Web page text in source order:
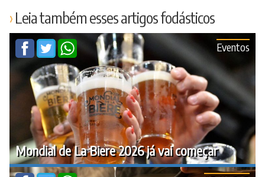
Leia também esses artigos fodásticos
Mondial de La Biere 2026 já vai começar
Eventos